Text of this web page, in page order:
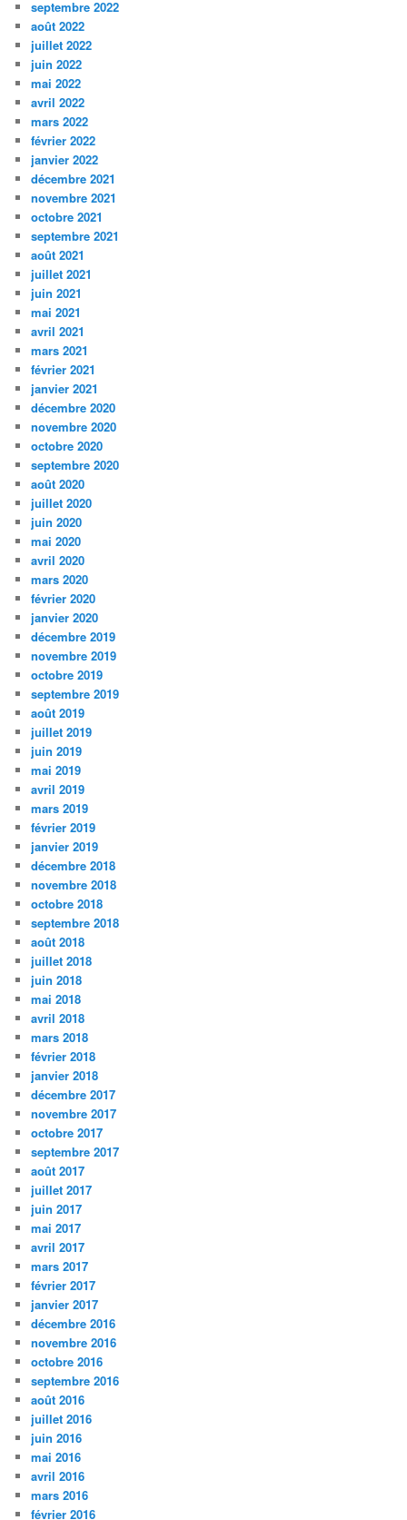
septembre 2022
août 2022
juillet 2022
juin 2022
mai 2022
avril 2022
mars 2022
février 2022
janvier 2022
décembre 2021
novembre 2021
octobre 2021
septembre 2021
août 2021
juillet 2021
juin 2021
mai 2021
avril 2021
mars 2021
février 2021
janvier 2021
décembre 2020
novembre 2020
octobre 2020
septembre 2020
août 2020
juillet 2020
juin 2020
mai 2020
avril 2020
mars 2020
février 2020
janvier 2020
décembre 2019
novembre 2019
octobre 2019
septembre 2019
août 2019
juillet 2019
juin 2019
mai 2019
avril 2019
mars 2019
février 2019
janvier 2019
décembre 2018
novembre 2018
octobre 2018
septembre 2018
août 2018
juillet 2018
juin 2018
mai 2018
avril 2018
mars 2018
février 2018
janvier 2018
décembre 2017
novembre 2017
octobre 2017
septembre 2017
août 2017
juillet 2017
juin 2017
mai 2017
avril 2017
mars 2017
février 2017
janvier 2017
décembre 2016
novembre 2016
octobre 2016
septembre 2016
août 2016
juillet 2016
juin 2016
mai 2016
avril 2016
mars 2016
février 2016